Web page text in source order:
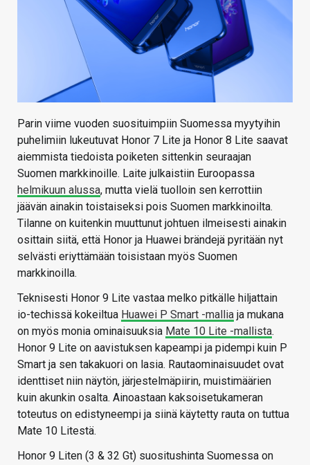
Parin viime vuoden suosituimpiin Suomessa myytyihin
puhelimiin lukeutuvat Honor 7 Lite ja Honor 8 Lite saavat
aiemmista tiedoista poiketen sittenkin seuraajan
Suomen markkinoille. Laite julkaistiin Euroopassa
helmikuun alussa, mutta vielä tuolloin sen kerrottiin
jäävän ainakin toistaiseksi pois Suomen markkinoilta.
Tilanne on kuitenkin muuttunut johtuen ilmeisesti ainakin
osittain siitä, että Honor ja Huawei brändejä pyritään nyt
selvästi eriyttämään toisistaan myös Suomen
markkinoilla.
Teknisesti Honor 9 Lite vastaa melko pitkälle hiljattain
io-techissä kokeiltua Huawei P Smart -mallia ja mukana
on myös monia ominaisuuksia Mate 10 Lite -mallista.
Honor 9 Lite on aavistuksen kapeampi ja pidempi kuin P
Smart ja sen takakuori on lasia. Rautaominaisuudet ovat
identtiset niin näytön, järjestelmäpiirin, muistimäärien
kuin akunkin osalta. Ainoastaan kaksoisetukameran
toteutus on edistyneempi ja siinä käytetty rauta on tuttua
Mate 10 Litestä.
Honor 9 Liten (3 & 32 Gt) suositushinta Suomessa on